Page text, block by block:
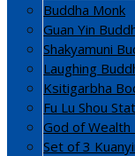
Buddha Monk
Guan Yin
Shakyamuni
Laughing
Ksitigarbha
Fu Lu Shou
God of Wealth
Set of 3